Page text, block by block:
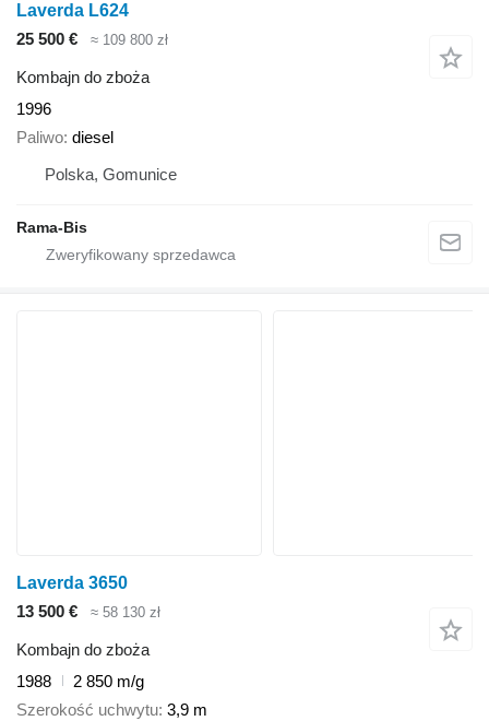
Laverda L624
25 500 €
≈ 109 800 zł
Kombajn do zboża
1996
Paliwo diesel
Polska, Gomunice
Rama-Bis
Laverda 3650
13 500 €
≈ 58 130 zł
Kombajn do zboża
1988
2 850 m/g
Szerokość uchwytu 3,9 m